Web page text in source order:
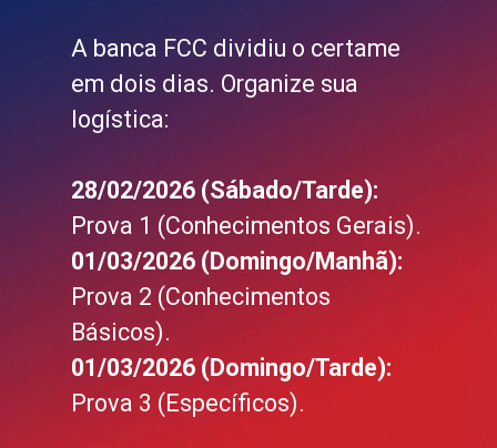
A banca FCC dividiu o certame
em dois dias. Organize sua
logística:
28/02/2026 (Sábado/Tarde):
Prova 1 (Conhecimentos Gerais).
01/03/2026 (Domingo/Manhã):
Prova 2 (Conhecimentos
Básicos).
01/03/2026 (Domingo/Tarde):
Prova 3 (Específicos).